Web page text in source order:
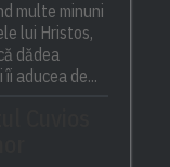
multe minuni
lui Hristos,
dădea
aducea de...